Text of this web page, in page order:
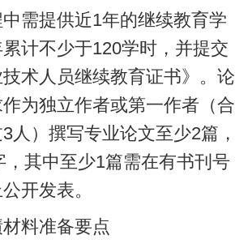
提供近1年的继续教育学
计不少于120学时，并提交
技术人员继续教育证书》。论
为独立作者或第一作者（合
人）撰写专业论文至少2篇，
，其中至少1篇需在有书刊号
开发表。
料准备要点